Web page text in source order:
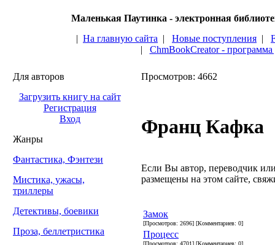
Маленькая Паутинка - электронная
| На главную сайта | Новые поступления |
| ChmBookCreator -
Для авторов
Загрузить книгу на сайт
Регистрация
Вход
Жанры
Фантастика, Фэнтези
Мистика, ужасы,
триллеры
Детективы, боевики
Проза, беллетристика
Просмотров: 4662
Франц Кафка
Если Вы автор, переводчик
размещены на этом сайте,
Замок
[Просмотров: 2696] [Комментариев: 0]
Процесс
[Просмотров: 4701] [Комментариев: 0]